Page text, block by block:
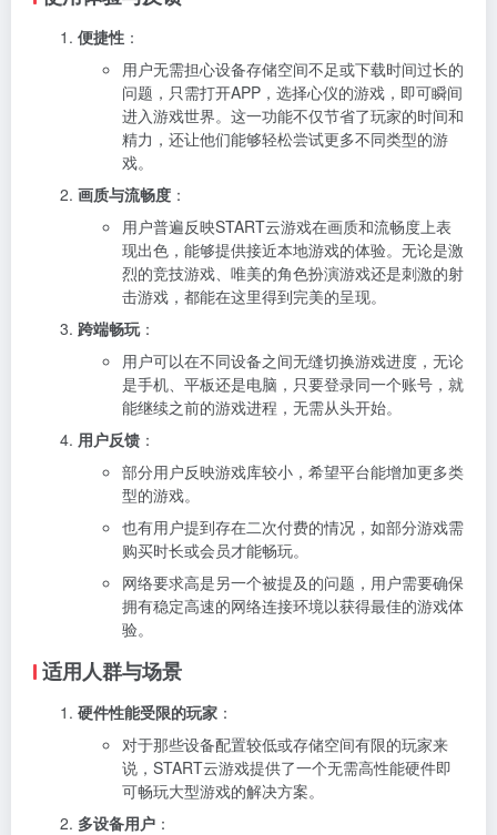
便捷性 ：
用户无需担心设备存储空间不足或下载时间过长的
问题，只需打开APP，选择心仪的游戏，即可瞬间
进入游戏世界。这一功能不仅节省了玩家的时间和
精力，还让他们能够轻松尝试更多不同类型的游
戏。
画质与流畅度 ：
用户普遍反映START云游戏在画质和流畅度上表
现出色，能够提供接近本地游戏的体验。无论是激
烈的竞技游戏、唯美的角色扮演游戏还是刺激的射
击游戏，都能在这里得到完美的呈现。
跨端畅玩：
用户可以在不同设备之间无缝切换游戏进度，无论
是手机、平板还是电脑，只要登录同一个账号，就
能继续之前的游戏进程，无需从头开始。
用户反馈 ：
部分用户反映游戏库较小，希望平台能增加更多类
型的游戏。
也有用户提到存在二次付费的情况，如部分游戏需
购买时长或会员才能畅玩。
网络要求高是另一个被提及的问题，用户需要确保
拥有稳定高速的网络连接环境以获得最佳的游戏体
验。
适用人群与场景
硬件性能受限的玩家 ：
对于那些设备配置较低或存储空间有限的玩家来
说，START云游戏提供了一个无需高性能硬件即
可畅玩大型游戏的解决方案。
多设备用户 ：